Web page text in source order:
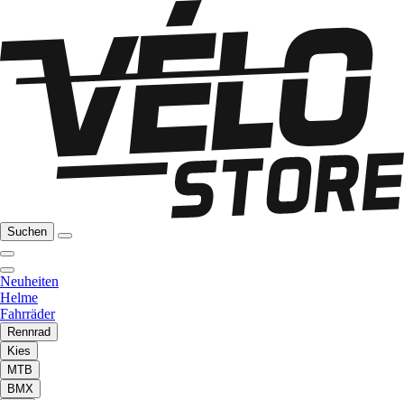
Suchen
Neuheiten
Helme
Fahrräder
Rennrad
Kies
MTB
BMX